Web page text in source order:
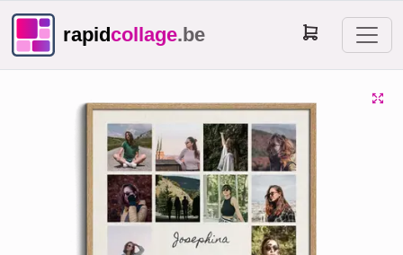
rapidcollage.be